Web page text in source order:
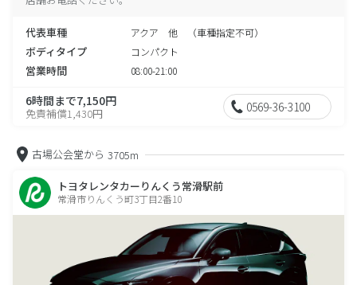
代表車種 アクア 他 （車種指定不可）
ボディタイプ コンパクト
営業時間 08:00-21:00
6時間まで7,150円
免責補償1,430円 0569-36-3100
古場公会堂から 3705m
トヨタレンタカーりんくう常滑駅前
常滑市りんくう町3丁目2番10